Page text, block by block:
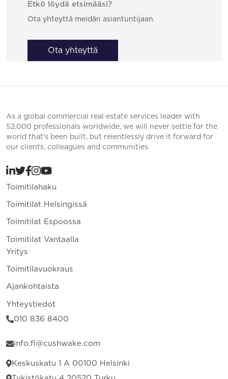
Etkö löydä etsimääsi?
Ota yhteyttä meidän asiantuntijaan.
Ota yhteyttä
As a global commercial real estate services leader with
52,000 professionals worldwide, we will never settle for the
world that’s been built, but relentlessly drive it forward for
our clients, colleagues and communities.
Toimitilahaku
Toimitilat Helsingissä
Toimitilat Espoossa
Toimitilat Vantaalla
Yritys
Toimitilavuokraus
Ajankohtaista
Yhteystiedot
010 836 8400
info.fi@cushwake.com
Keskuskatu 1 A 00100 Helsinki